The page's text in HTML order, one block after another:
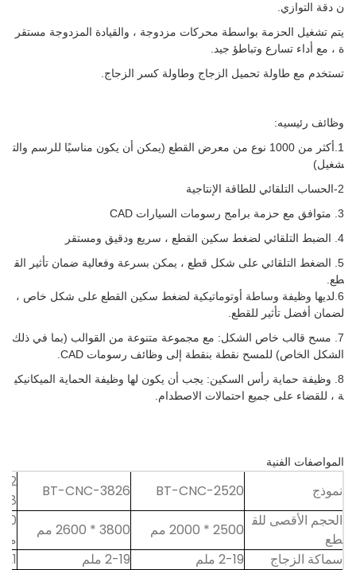
ن دقة التوازي.
يتم تشغيل الحزمة بواسطة محركات مزدوجة ، والقيادة المزدوجة مستقر
ة ، مع أداء تسارع وتباطؤ جيد.
تستخدم مع طاولة تحميل الزجاج وطاولة كسر الزجاج.
وظائف رئيسيه:
1.أكثر من 1000 نوع من معرض القطع (يمكن أن يكون مناسبًا للرسم والت
شغيل)
2-الحساب التلقائي للطاقة الإنتاجية
3. متوافق مع حزمة برامج رسومات السيارات CAD
4. الضبط التلقائي لضغط سكين القطع ، سريع ودقيق ومستقر
5. الضغط التلقائي على شكل قطع ، يمكن بسرعة وفعالية ضمان تأثير الق
طع.
6.لديها وظيفة وساطة أوتوماتيكية لضغط سكين القطع على شكل خاص ،
لضمان أفضل تأثير للقطع.
7. مسح قالب خاص الشكل: مع مجموعة متنوعة من القوالب (بما في ذلك
الشكل الخاص) للمسح نقطة بنقطة إلى وظائف رسومات CAD.
8. وظيفة حماية رأس السكين: يجب أن يكون لها وظيفة الحماية الميكانيكي
ة ، للقضاء على جميع احتمالات الاصطدام.
المواصفات الفنية
نموذج BT-CNC-2520
BT-CNC-3826
28
الحجم الأقصى للق
طع
2500 * 2000 مم 3800 * 2600 مم
مم
سماكة الزجاج
2-19 ملم 2-19 ملم
2-